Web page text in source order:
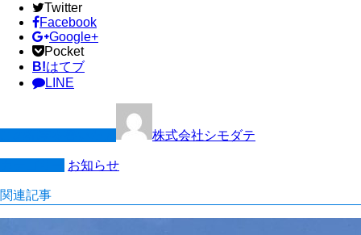
Twitter
Facebook
Google+
Pocket
B!はてブ
LINE
株式会社シモダテ
お知らせ
関連記事